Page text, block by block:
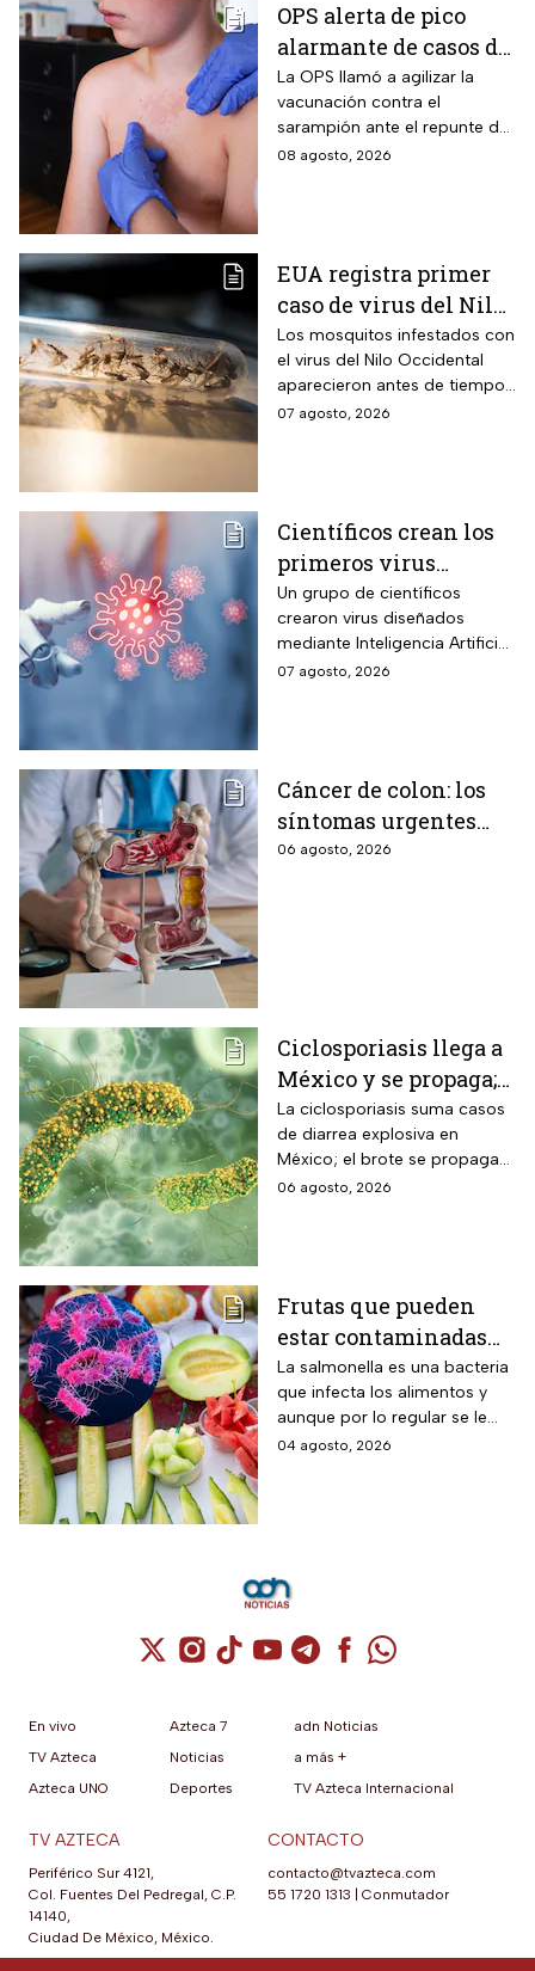
OPS alerta de pico
alarmante de casos de
sarampión
La OPS llamó a agilizar la
vacunación contra el
sarampión ante el repunte de
casos en América
08 agosto, 2026
EUA registra primer
caso de virus del Nilo
Occidental de 2026
Los mosquitos infestados con
el virus del Nilo Occidental
aparecieron antes de tiempo
en EUA; ya se registró el
07 agosto, 2026
Científicos crean los
primeros virus
diseñados por la IA,
¿son peligrosos para
los humanos?
Un grupo de científicos
crearon virus diseñados
mediante Inteligencia Artificial
pero se han encendido las
07 agosto, 2026
Cáncer de colon: los
síntomas urgentes
que te advierten que
06 agosto, 2026
Ciclosporiasis llega a
México y se propaga;
activan protocolos
para revisar frutas y
verduras
La ciclosporiasis suma casos
de diarrea explosiva en
México; el brote se propaga
en el territorio nacional
06 agosto, 2026
Frutas que pueden
estar contaminadas
de salmonella y cómo
protegerte del
contagio
La salmonella es una bacteria
que infecta los alimentos y
aunque por lo regular se le
relaciona con el huevo,
04 agosto, 2026
Cuenta de X / Twitter (se abre en una
Cuenta de Instagram (se abre en una
Cuenta de TikTok (se abre en
Cuenta de YouTube (se abre
Cuenta de Telegram (se
Cuenta de
Cuenta de
En vivo
TV Azteca
Azteca UNO
Azteca 7
Noticias
Deportes
adn Noticias
a más +
TV Azteca Internacional
TV AZTECA
Periférico Sur 4121,
Col. Fuentes Del Pedregal, C.P.
14140,
Ciudad De México, México.
CONTACTO
contacto@tvazteca.com
55 1720 1313
Conmutador